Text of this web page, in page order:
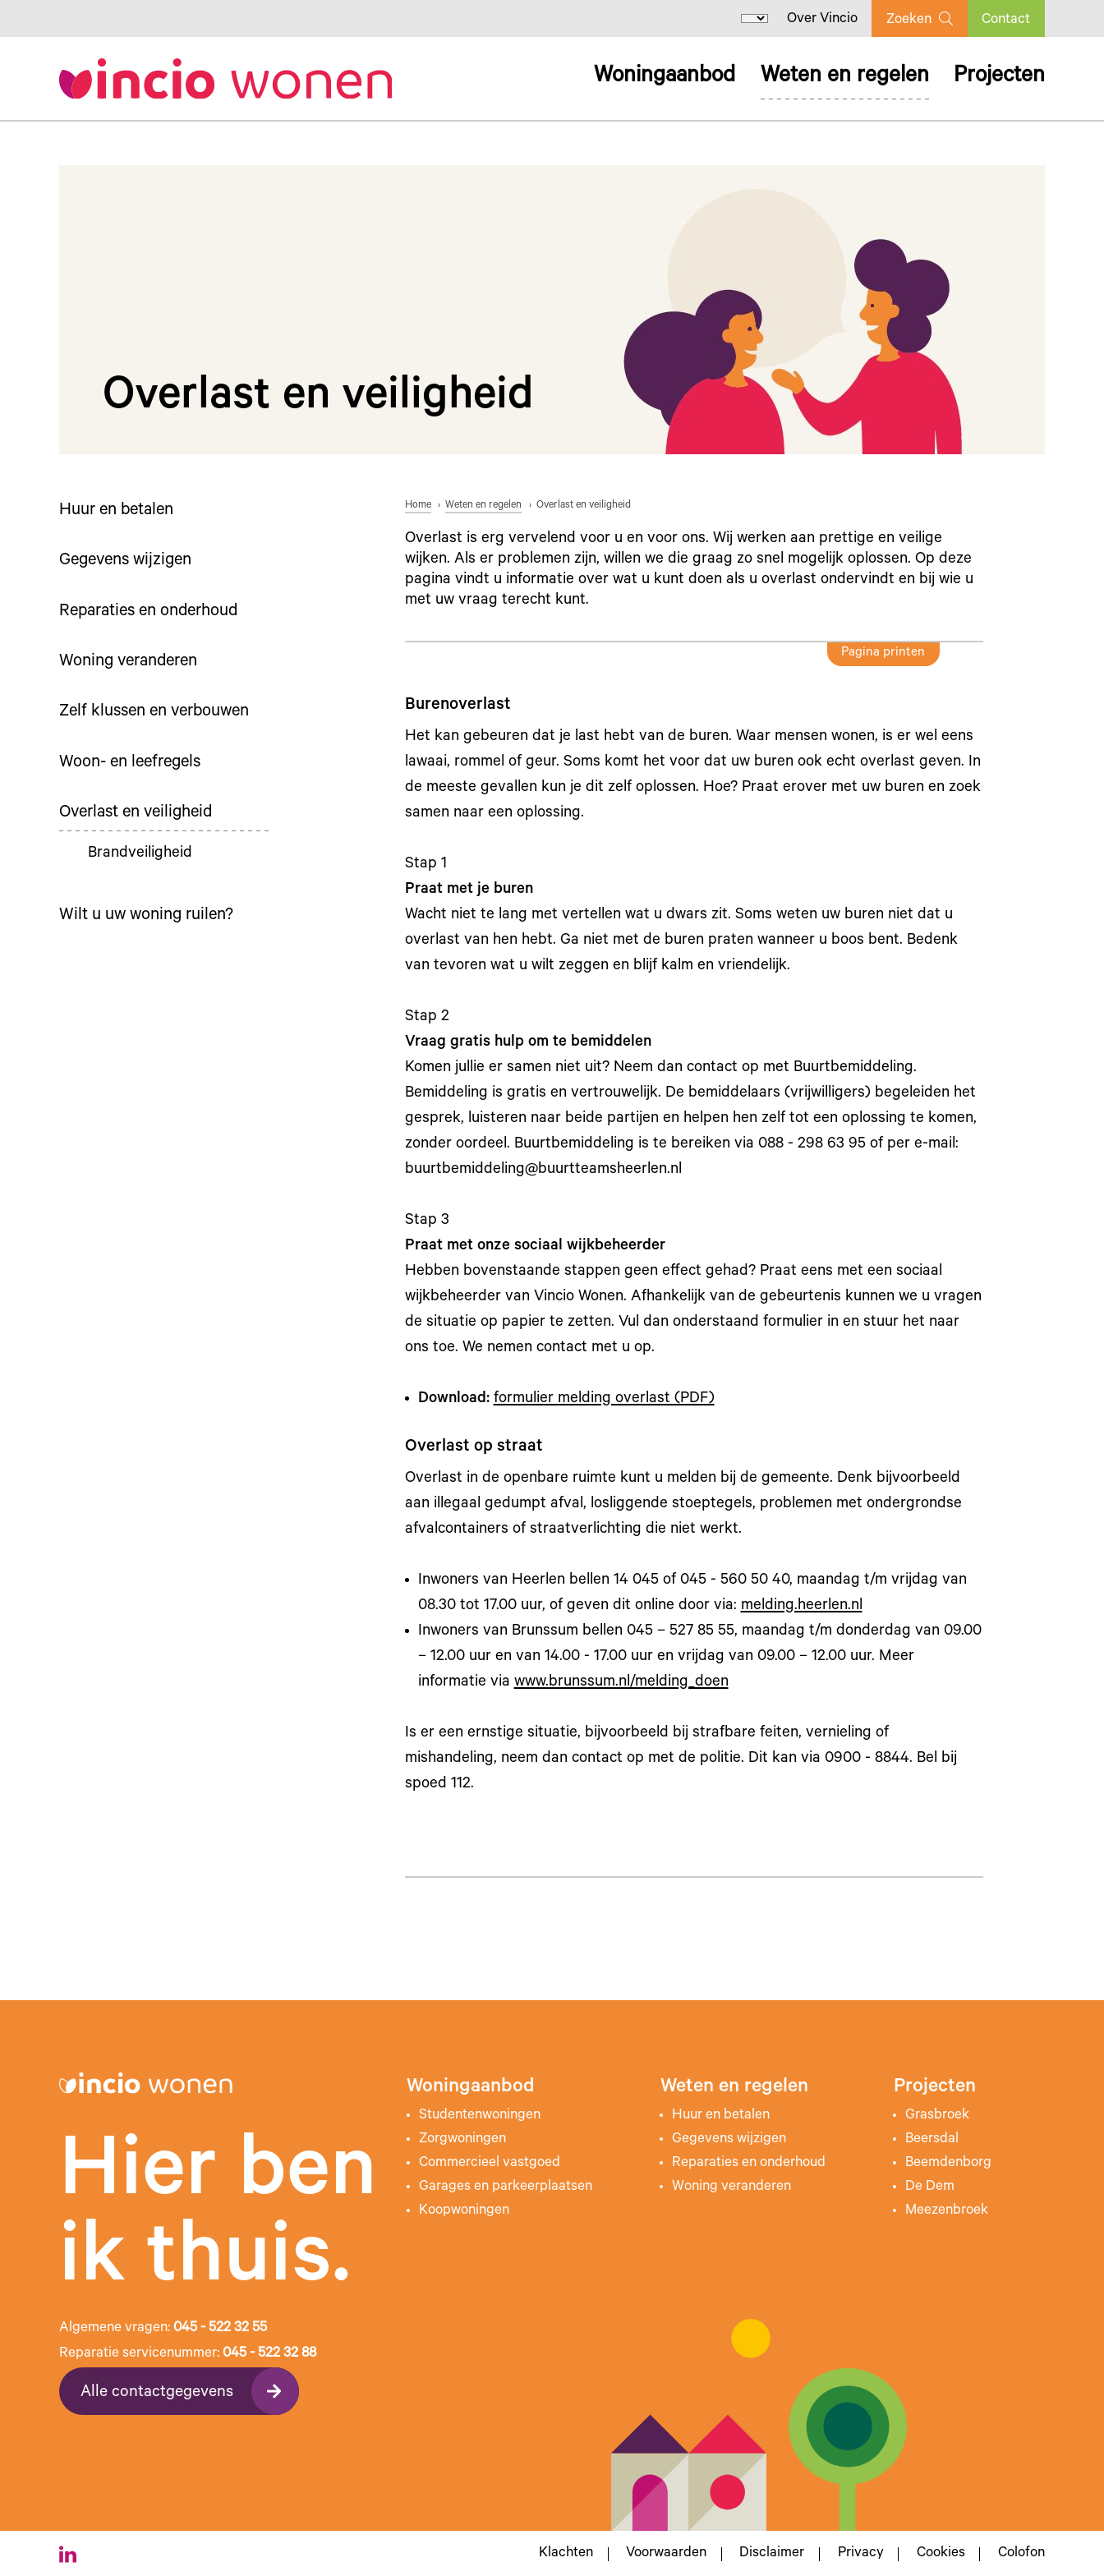
Over Vincio Zoeken Contact
Woningaanbod Weten en regelen Projecten
Overlast en veiligheid
Huur en betalen
Gegevens wijzigen
Reparaties en onderhoud
Woning veranderen
Zelf klussen en verbouwen
Woon- en leefregels
Overlast en veiligheid
Brandveiligheid
Wilt u uw woning ruilen?
Home Weten en regelen Overlast en veiligheid
Overlast is erg vervelend voor u en voor ons. Wij werken aan prettige en veilige
wijken. Als er problemen zijn, willen we die graag zo snel mogelijk oplossen. Op deze
pagina vindt u informatie over wat u kunt doen als u overlast ondervindt en bij wie u
met uw vraag terecht kunt.
Pagina printen
Burenoverlast
Het kan gebeuren dat je last hebt van de buren. Waar mensen wonen, is er wel eens
lawaai, rommel of geur. Soms komt het voor dat uw buren ook echt overlast geven. In
de meeste gevallen kun je dit zelf oplossen. Hoe? Praat erover met uw buren en zoek
samen naar een oplossing.
Stap 1
Praat met je buren
Wacht niet te lang met vertellen wat u dwars zit. Soms weten uw buren niet dat u
overlast van hen hebt. Ga niet met de buren praten wanneer u boos bent. Bedenk
van tevoren wat u wilt zeggen en blijf kalm en vriendelijk.
Stap 2
Vraag gratis hulp om te bemiddelen
Komen jullie er samen niet uit? Neem dan contact op met Buurtbemiddeling.
Bemiddeling is gratis en vertrouwelijk. De bemiddelaars (vrijwilligers) begeleiden het
gesprek, luisteren naar beide partijen en helpen hen zelf tot een oplossing te komen,
zonder oordeel. Buurtbemiddeling is te bereiken via 088 - 298 63 95 of per e-mail:
buurtbemiddeling@buurtteamsheerlen.nl
Stap 3
Praat met onze sociaal wijkbeheerder
Hebben bovenstaande stappen geen effect gehad? Praat eens met een sociaal
wijkbeheerder van Vincio Wonen. Afhankelijk van de gebeurtenis kunnen we u vragen
de situatie op papier te zetten. Vul dan onderstaand formulier in en stuur het naar
ons toe. We nemen contact met u op.
Download: formulier melding overlast (PDF)
Overlast op straat
Overlast in de openbare ruimte kunt u melden bij de gemeente. Denk bijvoorbeeld
aan illegaal gedumpt afval, losliggende stoeptegels, problemen met ondergrondse
afvalcontainers of straatverlichting die niet werkt.
Inwoners van Heerlen bellen 14 045 of 045 - 560 50 40, maandag t/m vrijdag van
08.30 tot 17.00 uur, of geven dit online door via: melding.heerlen.nl
Inwoners van Brunssum bellen 045 – 527 85 55, maandag t/m donderdag van 09.00
– 12.00 uur en van 14.00 - 17.00 uur en vrijdag van 09.00 – 12.00 uur. Meer
informatie via www.brunssum.nl/melding_doen
Is er een ernstige situatie, bijvoorbeeld bij strafbare feiten, vernieling of
mishandeling, neem dan contact op met de politie. Dit kan via 0900 - 8844. Bel bij
spoed 112.
Hier ben
ik thuis.
Algemene vragen: 045 - 522 32 55
Reparatie servicenummer: 045 - 522 32 88
Alle contactgegevens
Woningaanbod
Studentenwoningen
Zorgwoningen
Commercieel vastgoed
Garages en parkeerplaatsen
Koopwoningen
Weten en regelen
Huur en betalen
Gegevens wijzigen
Reparaties en onderhoud
Woning veranderen
Projecten
Grasbroek
Beersdal
Beemdenborg
De Dem
Meezenbroek
Klachten Voorwaarden Disclaimer Privacy Cookies Colofon